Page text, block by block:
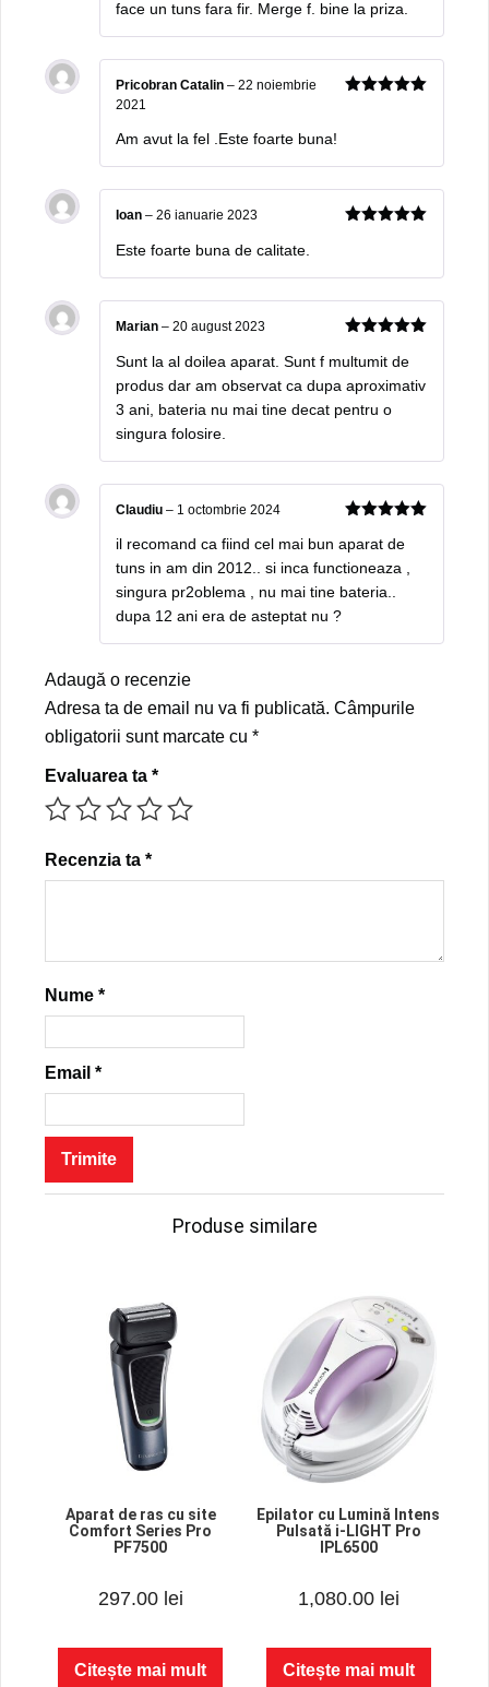
face un tuns fara fir. Merge f. bine la priza.
Pricobran Catalin – 22 noiembrie
2021
Am avut la fel .Este foarte buna!
Ioan – 26 ianuarie 2023
Este foarte buna de calitate.
Marian – 20 august 2023
Sunt la al doilea aparat. Sunt f multumit de
produs dar am observat ca dupa aproximativ
3 ani, bateria nu mai tine decat pentru o
singura folosire.
Claudiu – 1 octombrie 2024
il recomand ca fiind cel mai bun aparat de
tuns in am din 2012.. si inca functioneaza ,
singura pr2oblema , nu mai tine bateria..
dupa 12 ani era de asteptat nu ?
Adaugă o recenzie
Adresa ta de email nu va fi publicată. Câmpurile
obligatorii sunt marcate cu *
Evaluarea ta *
Recenzia ta *
Nume *
Email *
Produse similare
Aparat de ras cu site
Comfort Series Pro
PF7500
0
o
5
297.00 lei
Citește mai mult
Epilator cu Lumină Intens
Pulsată i-LIGHT Pro
IPL6500
0
o
5
1,080.00 lei
Citește mai mult